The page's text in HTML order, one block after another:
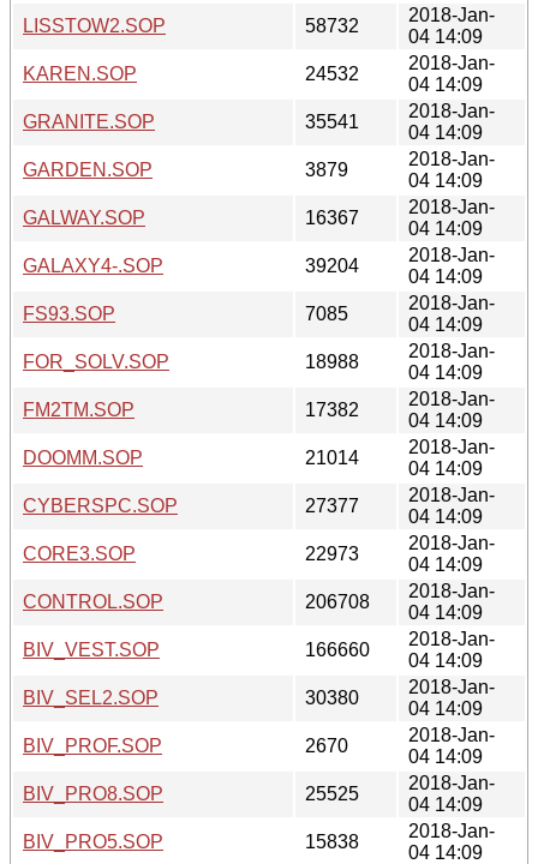
LISSTOW2.SOP
58732
2018-Jan-
04 14:09
KAREN.SOP
24532
2018-Jan-
04 14:09
GRANITE.SOP
35541
2018-Jan-
04 14:09
GARDEN.SOP
3879
2018-Jan-
04 14:09
GALWAY.SOP
16367
2018-Jan-
04 14:09
GALAXY4-.SOP
39204
2018-Jan-
04 14:09
FS93.SOP
7085
2018-Jan-
04 14:09
FOR_SOLV.SOP
18988
2018-Jan-
04 14:09
FM2TM.SOP
17382
2018-Jan-
04 14:09
DOOMM.SOP
21014
2018-Jan-
04 14:09
CYBERSPC.SOP
27377
2018-Jan-
04 14:09
CORE3.SOP
22973
2018-Jan-
04 14:09
CONTROL.SOP
206708
2018-Jan-
04 14:09
BIV_VEST.SOP
166660
2018-Jan-
04 14:09
BIV_SEL2.SOP
30380
2018-Jan-
04 14:09
BIV_PROF.SOP
2670
2018-Jan-
04 14:09
BIV_PRO8.SOP
25525
2018-Jan-
04 14:09
BIV_PRO5.SOP
15838
2018-Jan-
04 14:09